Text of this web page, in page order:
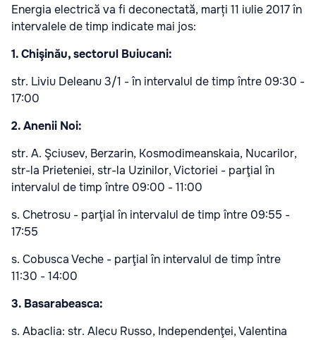
Energia electrică va fi deconectată, marți 11 iulie 2017 în
intervalele de timp indicate mai jos:
1. Chişinău, sectorul Buiucani:
str. Liviu Deleanu 3/1 - în intervalul de timp între 09:30 -
17:00
2. Anenii Noi:
str. A. Şciusev, Berzarin, Kosmodimeanskaia, Nucarilor,
str-la Prieteniei, str-la Uzinilor, Victoriei - parţial în
intervalul de timp între 09:00 - 11:00
s. Chetrosu - parţial în intervalul de timp între 09:55 -
17:55
s. Cobusca Veche - parţial în intervalul de timp între
11:30 - 14:00
3. Basarabeasca:
s. Abaclia: str. Alecu Russo, Independenţei, Valentina